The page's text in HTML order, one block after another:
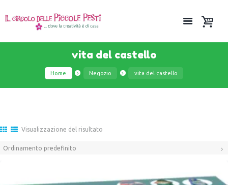
vita del castello
Home Negozio vita del castello
Visualizzazione del risultato